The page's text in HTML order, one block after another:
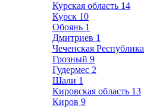
Курская область 14
Курск 10
Обоянь 1
Дмитриев 1
Чеченская Республика
Грозный 9
Гудермес 2
Шали 1
Кировская область 13
Киров 9